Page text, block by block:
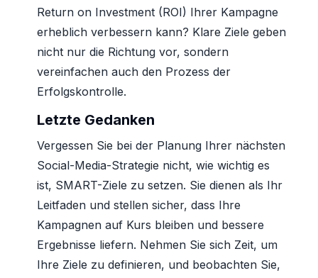
Return on Investment (ROI) Ihrer Kampagne
erheblich verbessern kann? Klare Ziele geben
nicht nur die Richtung vor, sondern
vereinfachen auch den Prozess der
Erfolgskontrolle.
Letzte Gedanken
Vergessen Sie bei der Planung Ihrer nächsten
Social-Media-Strategie nicht, wie wichtig es
ist, SMART-Ziele zu setzen. Sie dienen als Ihr
Leitfaden und stellen sicher, dass Ihre
Kampagnen auf Kurs bleiben und bessere
Ergebnisse liefern. Nehmen Sie sich Zeit, um
Ihre Ziele zu definieren, und beobachten Sie,